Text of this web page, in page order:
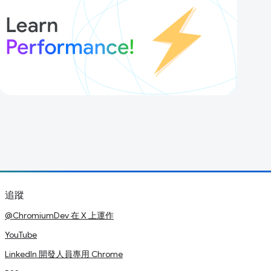
追蹤
@ChromiumDev 在 X 上運作
YouTube
LinkedIn 開發人員專用 Chrome